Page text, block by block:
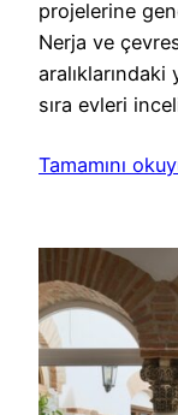
projelerine
Nerja ve
sıra evleri
Tamamını